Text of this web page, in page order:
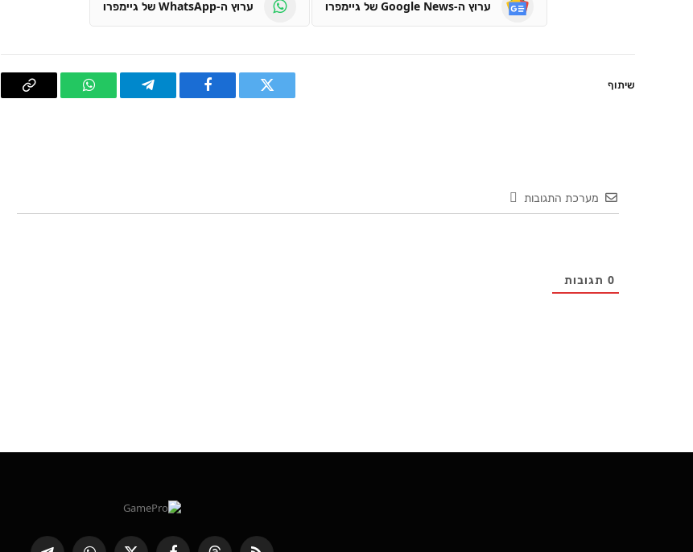
ערוץ ה-Google News של גיימפרו ערוץ ה-WhatsApp של גיימפרו
שיתוף
טוויטר
פייסבוק Telegram
WhatsAppהעתק
מערכת התגובות
0 תגובות